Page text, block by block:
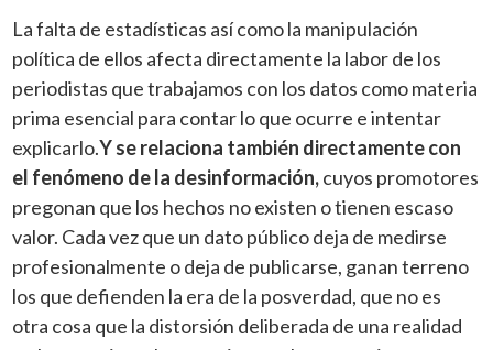
La falta de estadísticas así como la manipulación
política de ellos afecta directamente la labor de los
periodistas que trabajamos con los datos como materia
prima esencial para contar lo que ocurre e intentar
explicarlo.Y se relaciona también directamente con
el fenómeno de la desinformación,cuyos promotores
pregonan que los hechos no existen o tienen escaso
valor. Cada vez que un dato público deja de medirse
profesionalmente o deja de publicarse, ganan terreno
los que defienden la era de la posverdad, que no es
otra cosa que la distorsión deliberada de una realidad